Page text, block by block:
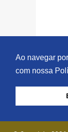
Ao navegar
com nossa